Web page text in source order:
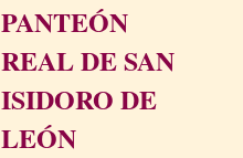
PANTEÓN
REAL DE SAN
ISIDORO DE
LEÓN